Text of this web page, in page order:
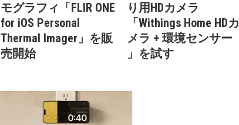
モグラフィ「FLIR ONE
for iOS Personal
Thermal Imager」を販
売開始
り用HDカメラ
「Withings Home HDカ
メラ + 環境センサー
」を試す